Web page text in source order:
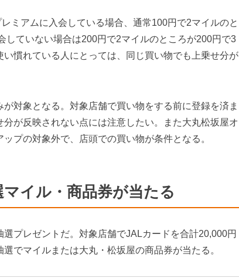
ミアムに入会している場合、通常100円で2マイルのと
していない場合は200円で2マイルのところが200円で3
慣れている人にとっては、同じ買い物でも上乗せ分が
対象となる。対象店舗で買い物をする前に登録を済ま
が反映されない点には注意したい。また大丸松坂屋オ
プの対象外で、店頭での買い物が条件となる。
イル・商品券が当たる
プレゼントだ。対象店舗でJALカードを合計20,000円
でマイルまたは大丸・松坂屋の商品券が当たる。